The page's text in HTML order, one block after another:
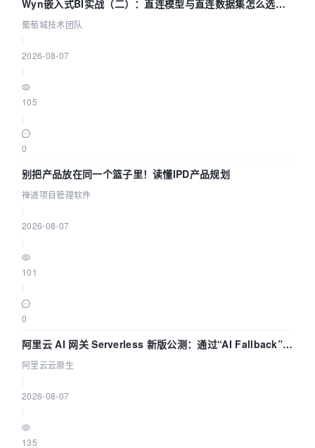
Wyn嵌入式BI实战（二）：直连模型与直连数据集怎么选，
参数为什么不生效？| 葡萄城技术团队
葡萄城技术团队
2026-08-07
105
0
别把产品放在同一个篮子里！读懂IPD产品规划
禅道项目管理软件
2026-08-07
101
0
阿里云 AI 网关 Serverless 新版公测：通过“AI Fallback”与
拓扑可视化构建 AI 流量治理底座
阿里云云原生
2026-08-07
135